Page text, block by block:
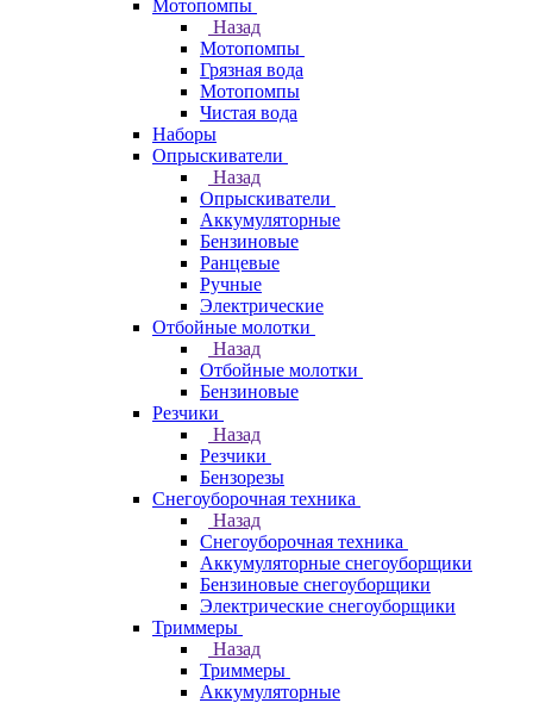
Мотопомпы
Назад
Мотопомпы
Грязная вода
Мотопомпы
Чистая вода
Наборы
Опрыскиватели
Назад
Опрыскиватели
Аккумуляторные
Бензиновые
Ранцевые
Ручные
Электрические
Отбойные молотки
Назад
Отбойные молотки
Бензиновые
Резчики
Назад
Резчики
Бензорезы
Снегоуборочная техника
Назад
Снегоуборочная техника
Аккумуляторные снегоуборщики
Бензиновые снегоуборщики
Электрические снегоуборщики
Триммеры
Назад
Триммеры
Аккумуляторные